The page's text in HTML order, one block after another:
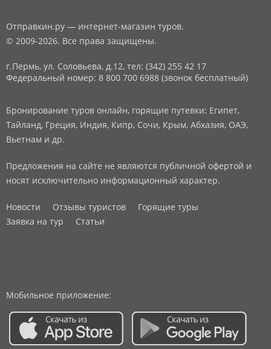
Отправкин.ру — интернет-магазин туров.
© 2009-2026. Все права защищены.
г.Пермь, ул. Соловьева, д.12, тел: (342) 255 42 17
Федеральный номер: 8 800 700 6988 (звонок бесплатный)
Бронирование туров онлайн, горящие путевки: Египет,
Тайланд, Греция, Индия, Кипр, Сочи, Крым, Абхазия, ОАЭ,
Вьетнам и др.
Предложения на сайте не являются публичной офертой и
носят исключительно информационный характер.
Новости Отзывы туристов
Горящие туры
Заявка на тур
Статьи
Мобильное приложение: